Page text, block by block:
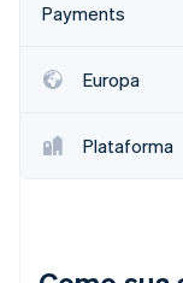
Stripe
Veja como
Payments
Europa
Plataforma